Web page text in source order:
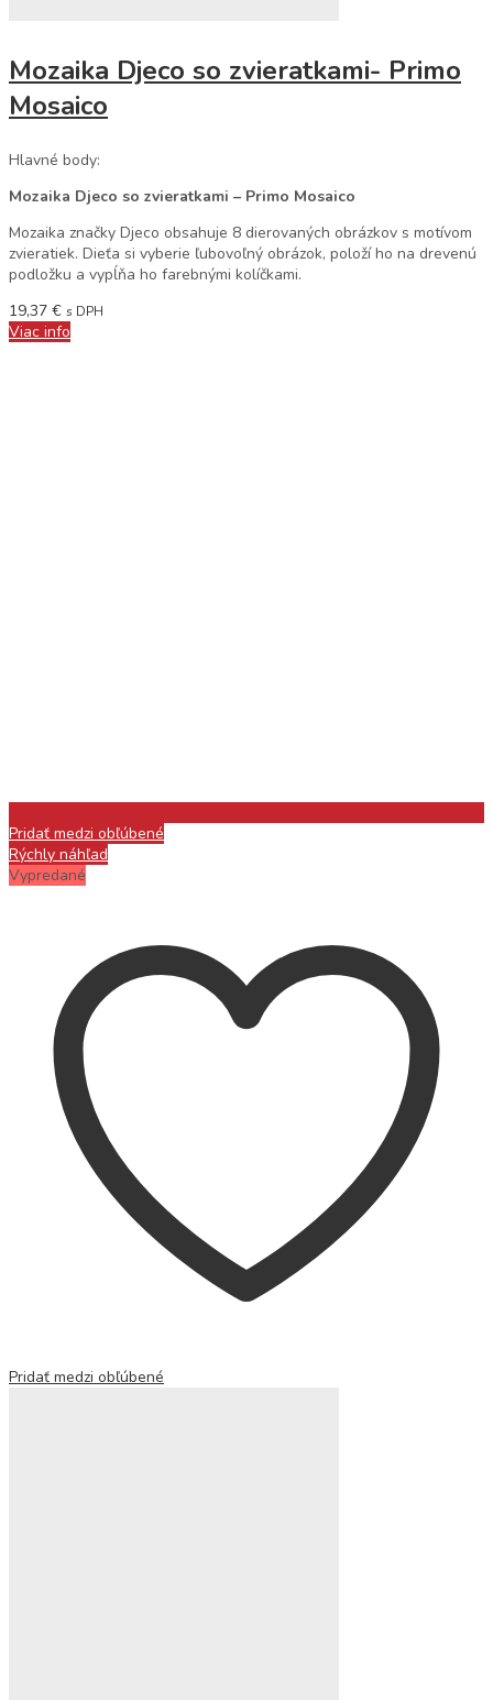
Mozaika Djeco so zvieratkami- Primo
Mosaico
Hlavné body:
Mozaika Djeco so zvieratkami – Primo Mosaico
Mozaika značky Djeco obsahuje 8 dierovaných obrázkov s motívom
zvieratiek. Dieťa si vyberie ľubovoľný obrázok, položí ho na drevenú
podložku a vypĺňa ho farebnými kolíčkami.
19,37 € s DPH
Viac info
Pridať medzi obľúbené
Rýchly náhľad
Vypredané
Pridať medzi obľúbené